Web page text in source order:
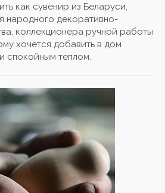
как сувенир из Беларуси,
народного декоративно-
коллекционера ручной работы
хочется добавить в дом
спокойным теплом.